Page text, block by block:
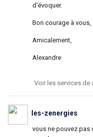
d'évoquer.
Bon courage à vous,
Amicalement,
Alexandre
Voir les services de
les-zenergies
vous ne pouvez pas